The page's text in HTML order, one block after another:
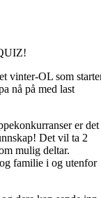
vinter-OL som
nå på med last
er det
Det vil ta 2
mulig deltar.
familie i og utenfor